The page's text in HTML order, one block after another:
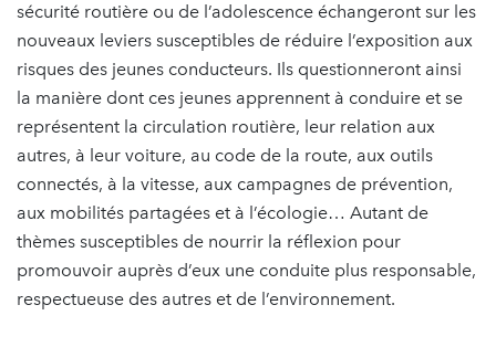
sécurité routière ou de l’adolescence échangeront sur les
nouveaux leviers susceptibles de réduire l’exposition aux
risques des jeunes conducteurs. Ils questionneront ainsi
la manière dont ces jeunes apprennent à conduire et se
représentent la circulation routière, leur relation aux
autres, à leur voiture, au code de la route, aux outils
connectés, à la vitesse, aux campagnes de prévention,
aux mobilités partagées et à l’écologie… Autant de
thèmes susceptibles de nourrir la réflexion pour
promouvoir auprès d’eux une conduite plus responsable,
respectueuse des autres et de l’environnement.